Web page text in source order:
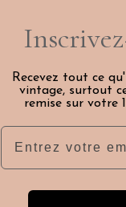
Recevez tout ce
vintage, surtout
remise sur votre
Email